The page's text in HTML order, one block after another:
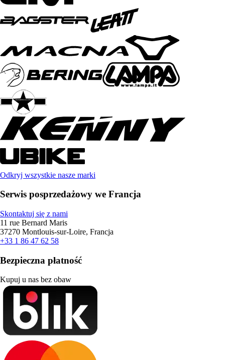
Odkryj wszystkie nasze marki
Serwis posprzedażowy we Francja
Skontaktuj się z nami
11 rue Bernard Maris
37270 Montlouis-sur-Loire, Francja
+33 1 86 47 62 58
Bezpieczna płatność
Kupuj u nas bez obaw